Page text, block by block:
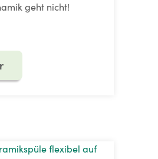
geht nicht!